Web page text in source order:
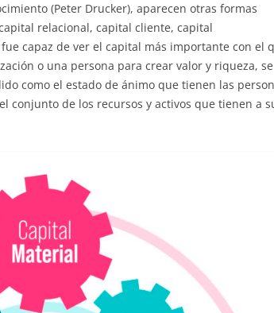
(Peter Drucker), aparecen otras formas
relacional, capital cliente, capital
capaz de ver el capital más importante con el
o una persona para crear valor y riqueza, se
como el estado de ánimo que tienen las
conjunto de los recursos y activos que tienen a